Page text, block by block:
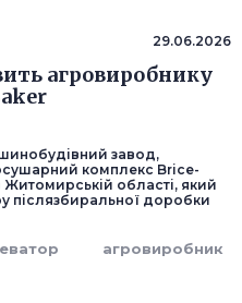
29.06.2026
агровиробнику
завод,
комплекс Brice-
області, який
післязбиральної доробки
агровиробник